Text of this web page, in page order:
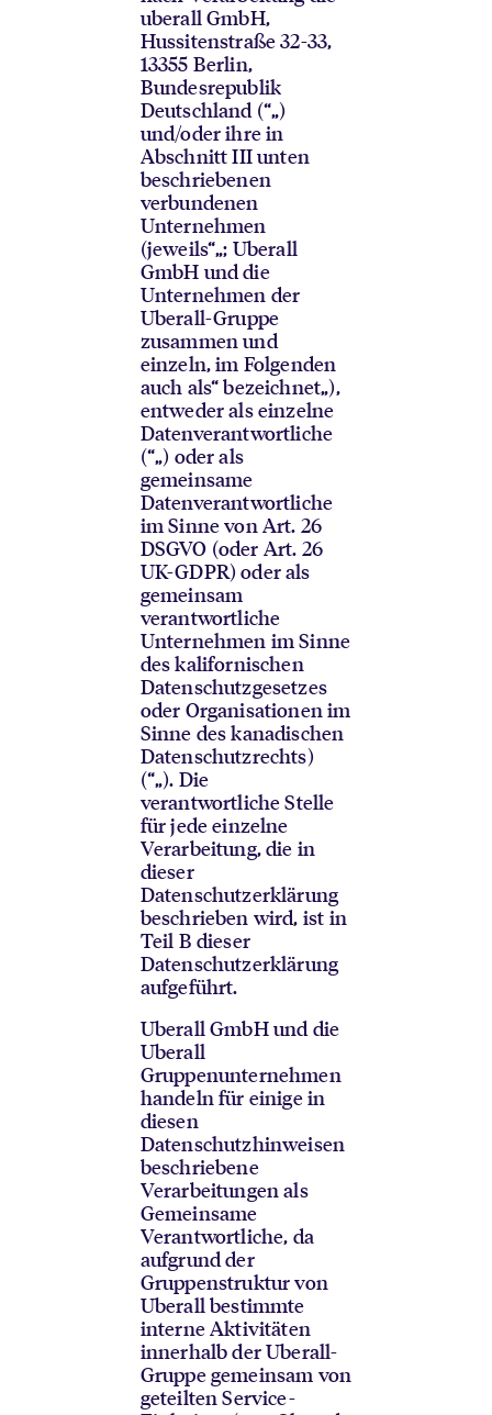
uberall GmbH,
Hussitenstraße 32-33,
13355 Berlin,
Bundesrepublik
Deutschland (“„)
und/oder ihre in
Abschnitt III unten
beschriebenen
verbundenen
Unternehmen
(jeweils“„; Uberall
GmbH und die
Unternehmen der
Uberall-Gruppe
zusammen und
einzeln, im Folgenden
auch als“ bezeichnet„),
entweder als einzelne
Datenverantwortliche
(“„) oder als
gemeinsame
Datenverantwortliche
im Sinne von Art. 26
DSGVO (oder Art. 26
UK-GDPR) oder als
gemeinsam
verantwortliche
Unternehmen im Sinne
des kalifornischen
Datenschutzgesetzes
oder Organisationen im
Sinne des kanadischen
Datenschutzrechts)
(“„). Die
verantwortliche Stelle
für jede einzelne
Verarbeitung, die in
dieser
Datenschutzerklärung
beschrieben wird, ist in
Teil B dieser
Datenschutzerklärung
aufgeführt.
Uberall GmbH und die
Uberall
Gruppenunternehmen
handeln für einige in
diesen
Datenschutzhinweisen
beschriebene
Verarbeitungen als
Gemeinsame
Verantwortliche, da
aufgrund der
Gruppenstruktur von
Uberall bestimmte
interne Aktivitäten
innerhalb der Uberall-
Gruppe gemeinsam von
geteilten Service-